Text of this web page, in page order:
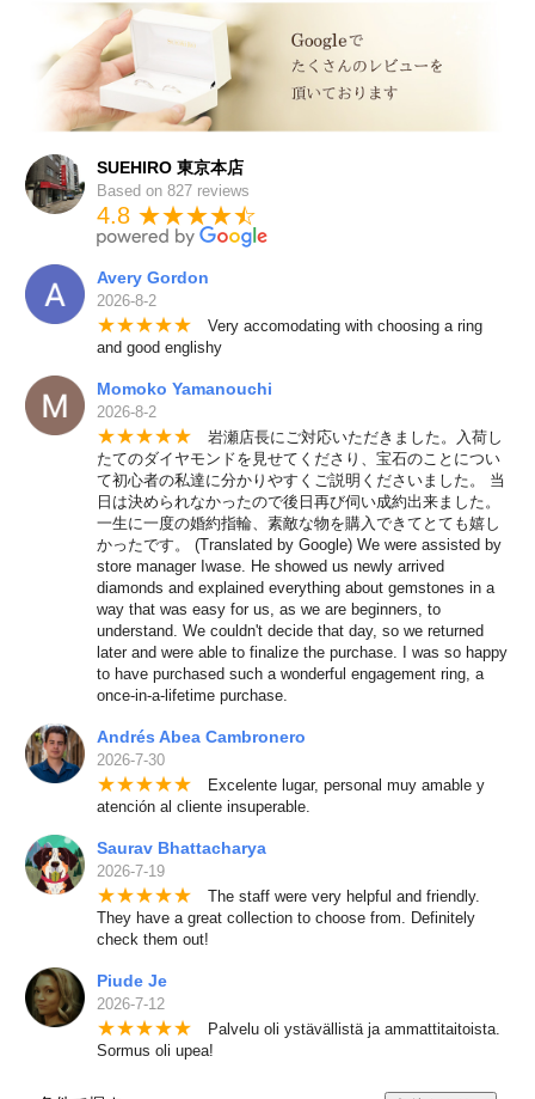
SUEHIRO 東京本店
Based on 827 reviews
4.8 ★★★★★
☆
Avery Gordon
2026-8-2
★★★★★ Very accomodating with choosing a ring
and good englishy
Momoko Yamanouchi
2026-8-2
★★★★★ 岩瀬店長にご対応いただきました。入荷し
たてのダイヤモンドを見せてくださり、宝石のことについ
て初心者の私達に分かりやすくご説明くださいました。 当
日は決められなかったので後日再び伺い成約出来ました。
一生に一度の婚約指輪、素敵な物を購入できてとても嬉し
かったです。 (Translated by Google) We were assisted by
store manager Iwase. He showed us newly arrived
diamonds and explained everything about gemstones in a
way that was easy for us, as we are beginners, to
understand. We couldn't decide that day, so we returned
later and were able to finalize the purchase. I was so happy
to have purchased such a wonderful engagement ring, a
once-in-a-lifetime purchase.
Andrés Abea Cambronero
2026-7-30
★★★★★ Excelente lugar, personal muy amable y
atención al cliente insuperable.
Saurav Bhattacharya
2026-7-19
★★★★★ The staff were very helpful and friendly.
They have a great collection to choose from. Definitely
check them out!
Piude Je
2026-7-12
★★★★★ Palvelu oli ystävällistä ja ammattitaitoista.
Sormus oli upea!